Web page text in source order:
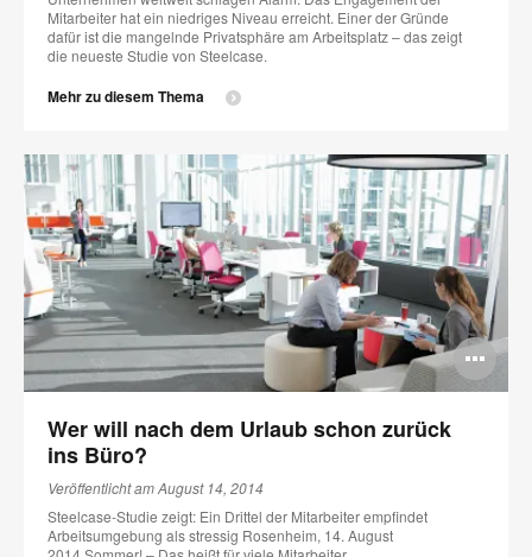
Mitarbeiter hat ein niedriges Niveau erreicht. Einer der Gründe
dafür ist die mangelnde Privatsphäre am Arbeitsplatz – das zeigt
die neueste Studie von Steelcase.
Mehr zu diesem Thema
Wer will nach dem Urlaub schon zurück
ins Büro?
Veröffentlicht am August 14, 2014
Steelcase-Studie zeigt: Ein Drittel der Mitarbeiter empfindet
Arbeitsumgebung als stressig Rosenheim, 14. August